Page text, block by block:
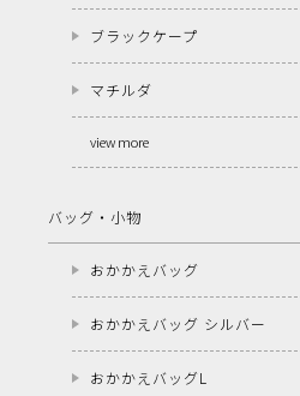
ブラックケープ
マチルダ
view more
バッグ・小物
おかかえバッグ
おかかえバッグ シルバー
おかかえバッグL